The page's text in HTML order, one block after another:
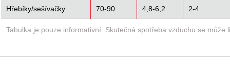
Hřebíky/sešívačky 70-90 4,8-6,2 2-4
Tabulka je pouze informativní. Skutečná spotřeba vzduchu se může